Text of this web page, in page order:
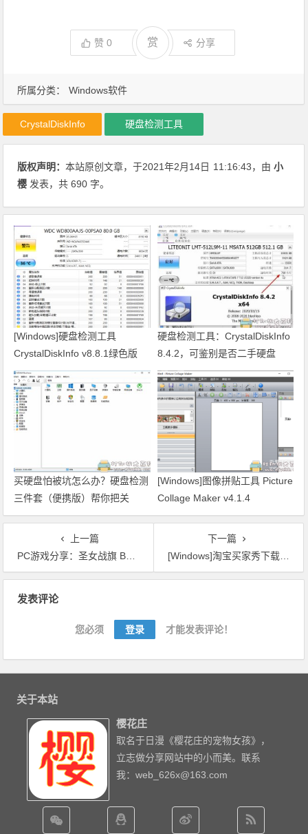
所属分类： Windows软件
赞0 赏 分享
CrystalDiskInfo 硬盘检测工具
版权声明：本站原创文章，于2021年2月14日 11:16:43，由小
樱 发表，共 690 字。
[Windows]硬盘检测工具
CrystalDiskInfo v8.8.1绿色版
硬盘检测工具：CrystalDiskInfo
8.4.2，可鉴别是否二手硬盘
买硬盘怕被坑怎么办？硬盘检测
三件套（便携版）帮你把关
【AIDA64、硬盘状态监视器、
[Windows]图像拼贴工具 Picture
Collage Maker v4.1.4
上一篇
PC游戏分享：圣女战旗 Banner of the Maid-V2.0.8学习
下一篇
[Windows]淘宝买家秀下载工具
发表评论
您必须 登录 才能发表评论！
关于本站
樱花庄
取名于日漫《樱花庄的宠物女孩》，
立志做分享网站中的小而美。联系
我：web_626x@163.com